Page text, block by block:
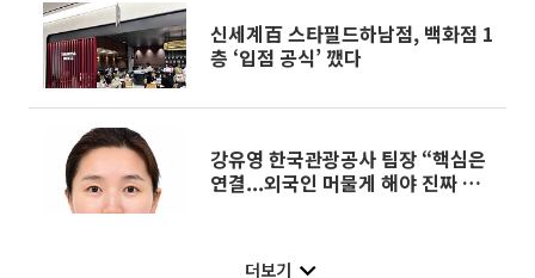
신세계百 스타필드하남점, 백화점 1
층 ‘입점 공식’ 깼다
강유영 한국관광공사 팀장 “핵심은
연결...외국인 머물게 해야 진짜 성
더보기